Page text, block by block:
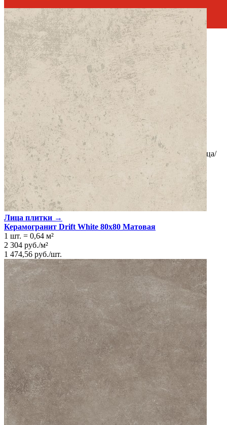
Россия
ПроизводительAtlas Concord Russia
КоллекцияAtlas Concorde DRIFT
Тип плиткиНастенная, Напольная
Размеры
Размеры80х160 см
Толщина
9 мм
Ширина
80 см
Длина
160 см
Площадь в упаковке
2.56 кв. м.
Вес 1 упаковки57.34 кг
Количество в коробке, шт. 2
Свойства
Назначение Холл и прихожая, Ванная комната, Кухня, Улица/
Терраса
МатериалКерамогранит
Ректификация
Да
Цвет
Светло-серый
Лица плитки →
Керамогранит Drift White 80x80 Матовая
1 шт. = 0,64 м²
2 304 руб./м²
1 474,56 руб./шт.